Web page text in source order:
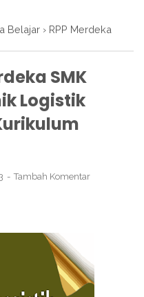
Belajar › RPP Merdeka
SMK
Logistik
Tambah Komentar